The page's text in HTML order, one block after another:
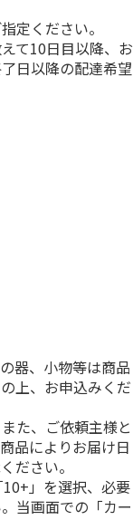
定ください。
て10日目以降、お
日以降の配達希望
器、小物等は商品
上、お申込みくだ
た、ご依頼主様と
品によりお届け日
ださい。
」を選択、必要
当画面での「カー